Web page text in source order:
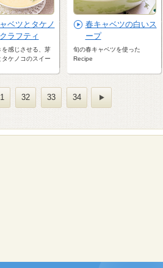
ベツとタケノ
ラフティ
を感じさせる、芽
タケノコのスイー
春キャベツの白いス
ープ
旬の春キャベツを使った
Recipe
32 33 34